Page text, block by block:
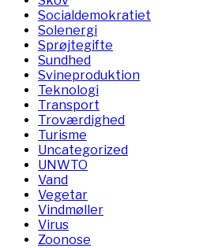
Socialdemokratiet
Solenergi
Sprøjtegifte
Sundhed
Svineproduktion
Teknologi
Transport
Troværdighed
Turisme
Uncategorized
UNWTO
Vand
Vegetar
Vindmøller
Virus
Zoonose